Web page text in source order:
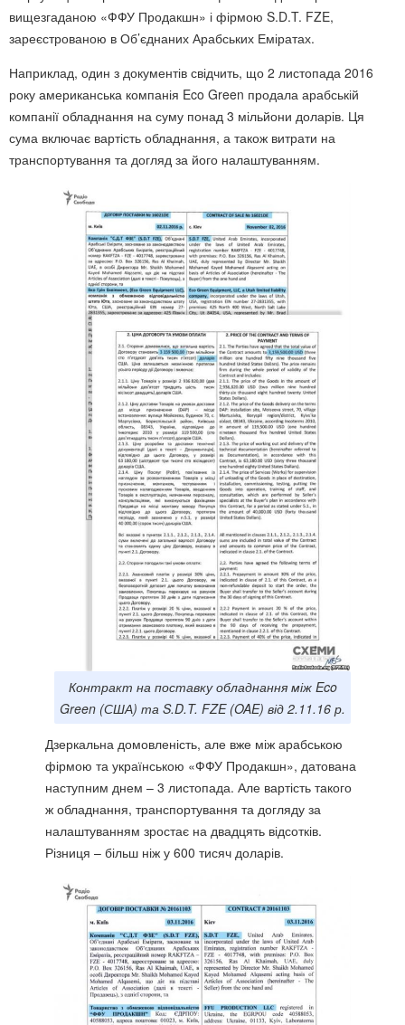
вищезгаданою «ФФУ Продакшн» і фірмою S.D.T. FZE,
зареєстрованою в Об’єднаних Арабських Еміратах.
Наприклад, один з документів свідчить, що 2 листопада 2016
року американська компанія Eco Green продала арабській
компанії обладнання на суму понад 3 мільйони доларів. Ця
сума включає вартість обладнання, а також витрати на
транспортування та догляд за його налаштуванням.
Контракт на поставку обладнання між Eco
Green (США) та S.D.T. FZE (OAE) від 2.11.16 р.
Дзеркальна домовленість, але вже між арабською
фірмою та українською «ФФУ Продакшн», датована
наступним днем – 3 листопада. Але вартість такого
ж обладнання, транспортування та догляду за
налаштуванням зростає на двадцять відсотків.
Різниця – більш ніж у 600 тисяч доларів.